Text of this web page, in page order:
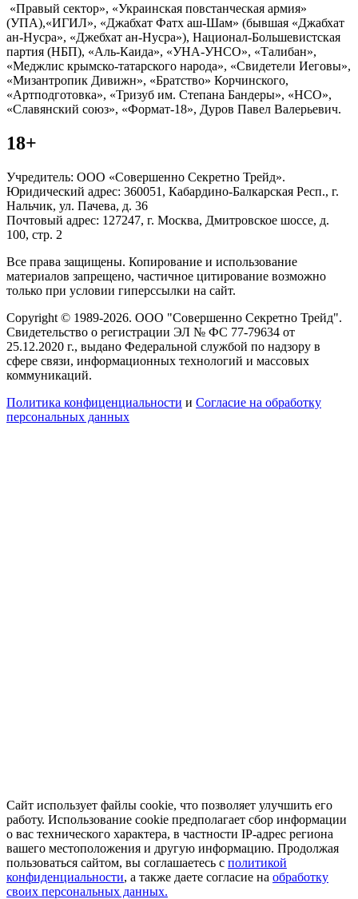
«Правый сектор», «Украинская повстанческая армия»
(УПА),«ИГИЛ», «Джабхат Фатх аш-Шам» (бывшая «Джабхат
ан-Нусра», «Джебхат ан-Нусра»), Национал-Большевистская
партия (НБП), «Аль-Каида», «УНА-УНСО», «Талибан»,
«Меджлис крымско-татарского народа», «Свидетели Иеговы»,
«Мизантропик Дивижн», «Братство» Корчинского,
«Артподготовка», «Тризуб им. Степана Бандеры», «НСО»,
«Славянский союз», «Формат-18», Дуров Павел Валерьевич.
18+
Учредитель: ООО «Совершенно Секретно Трейд».
Юридический адрес: 360051, Кабардино-Балкарская Респ., г.
Нальчик, ул. Пачева, д. 36
Почтовый адрес: 127247, г. Москва, Дмитровское шоссе, д.
100, стр. 2
Все права защищены. Копирование и использование
материалов запрещено, частичное цитирование возможно
только при условии гиперссылки на сайт.
Copyright © 1989-2026. ООО "Совершенно Секретно Трейд".
Свидетельство о регистрации ЭЛ № ФС 77-79634 от
25.12.2020 г., выдано Федеральной службой по надзору в
сфере связи, информационных технологий и массовых
коммуникаций.
Политика конфиценциальности и Согласие на обработку
персональных данных
Сайт использует файлы cookie, что позволяет улучшить его
работу. Использование cookie предполагает сбор информации
о вас технического характера, в частности IP-адрес региона
вашего местоположения и другую информацию. Продолжая
пользоваться сайтом, вы соглашаетесь с политикой
конфиденциальности, а также даете согласие на обработку
своих персональных данных.